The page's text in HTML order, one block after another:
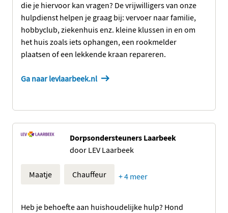
die je hiervoor kan vragen? De vrijwilligers van onze
hulpdienst helpen je graag bij: vervoer naar familie,
hobbyclub, ziekenhuis enz. kleine klussen in en om
het huis zoals iets ophangen, een rookmelder
plaatsen of een lekkende kraan repareren.
Ga naar levlaarbeek.nl
Dorpsondersteuners Laarbeek
door LEV Laarbeek
Maatje Chauffeur + 4 meer
Heb je behoefte aan huishoudelijke hulp? Hond